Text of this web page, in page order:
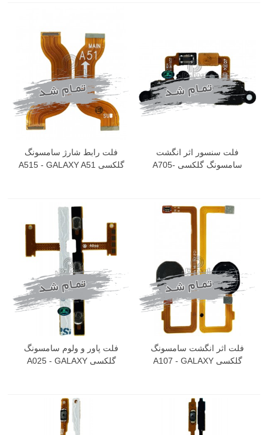
فلت سنسور اثر انگشت
سامسونگ گلکسی A705-
فلت رابط شارژ سامسونگ
گلکسی A515 - GALAXY A51
فلت اثر انگشت سامسونگ
گلکسی A107 - GALAXY
فلت پاور و ولوم سامسونگ
گلکسی A025 - GALAXY